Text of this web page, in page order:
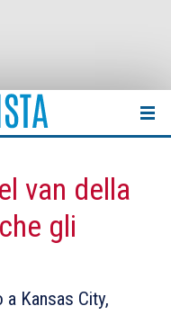
van della
gli
Kansas City,